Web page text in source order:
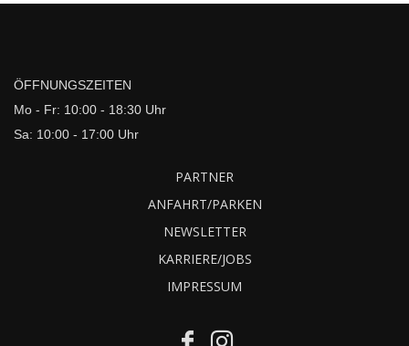
ÖFFNUNGSZEITEN
Mo - Fr: 10:00 - 18:30 Uhr
Sa: 10:00 - 17:00 Uhr
PARTNER
ANFAHRT/PARKEN
NEWSLETTER
KARRIERE/JOBS
IMPRESSUM